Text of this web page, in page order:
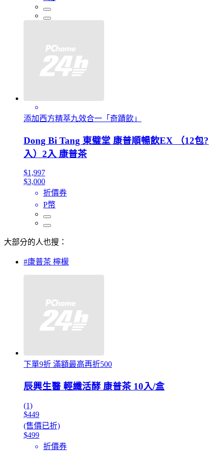
添加西方精萃九效合一「奇蹟飲」
Dong Bi Tang 東璧堂 康普順暢飲EX （12包?
入）2入 康普茶
$1,997
$3,000
折價券
P幣
大部分的人也搜：
#康普茶 檸檬
下單9折 滿額最高再折500
辰興生醫 輕纖活酵 康普茶 10入/盒
(1)
$449
(售價已折)
$499
折價券